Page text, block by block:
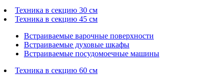
Техника в секцию 30 см
Техника в секцию 45 см
Встраиваемые варочные поверхности
Встраиваемые духовые шкафы
Встраиваемые посудомоечные машины
Техника в секцию 60 см